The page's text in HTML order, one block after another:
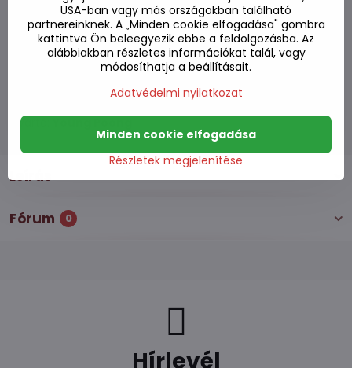
Hozzáadás a kedvencekhez
Hozzáadás a listához
Gyártó:
Leírás
Fórum 0
Hírlevél
USA-ban vagy más országokban található
partnereinknek. A „Minden cookie elfogadása" gombra
kattintva Ön beleegyezik ebbe a feldolgozásba. Az
alábbiakban részletes információkat talál, vagy
módosíthatja a beállításait.
Adatvédelmi nyilatkozat
Részletek megjelenítése
Minden cookie elfogadása